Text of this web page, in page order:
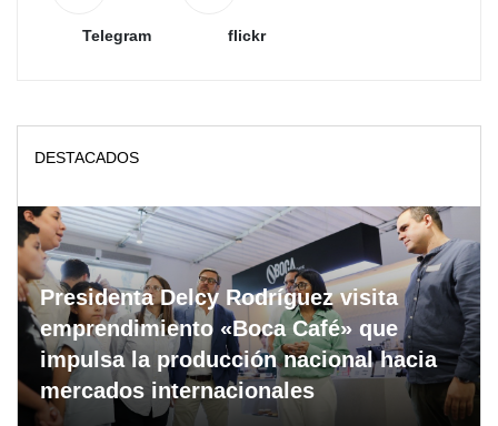
Telegram flickr
DESTACADOS
Presidenta Delcy Rodríguez visita
emprendimiento «Boca Café» que
impulsa la producción nacional hacia
mercados internacionales